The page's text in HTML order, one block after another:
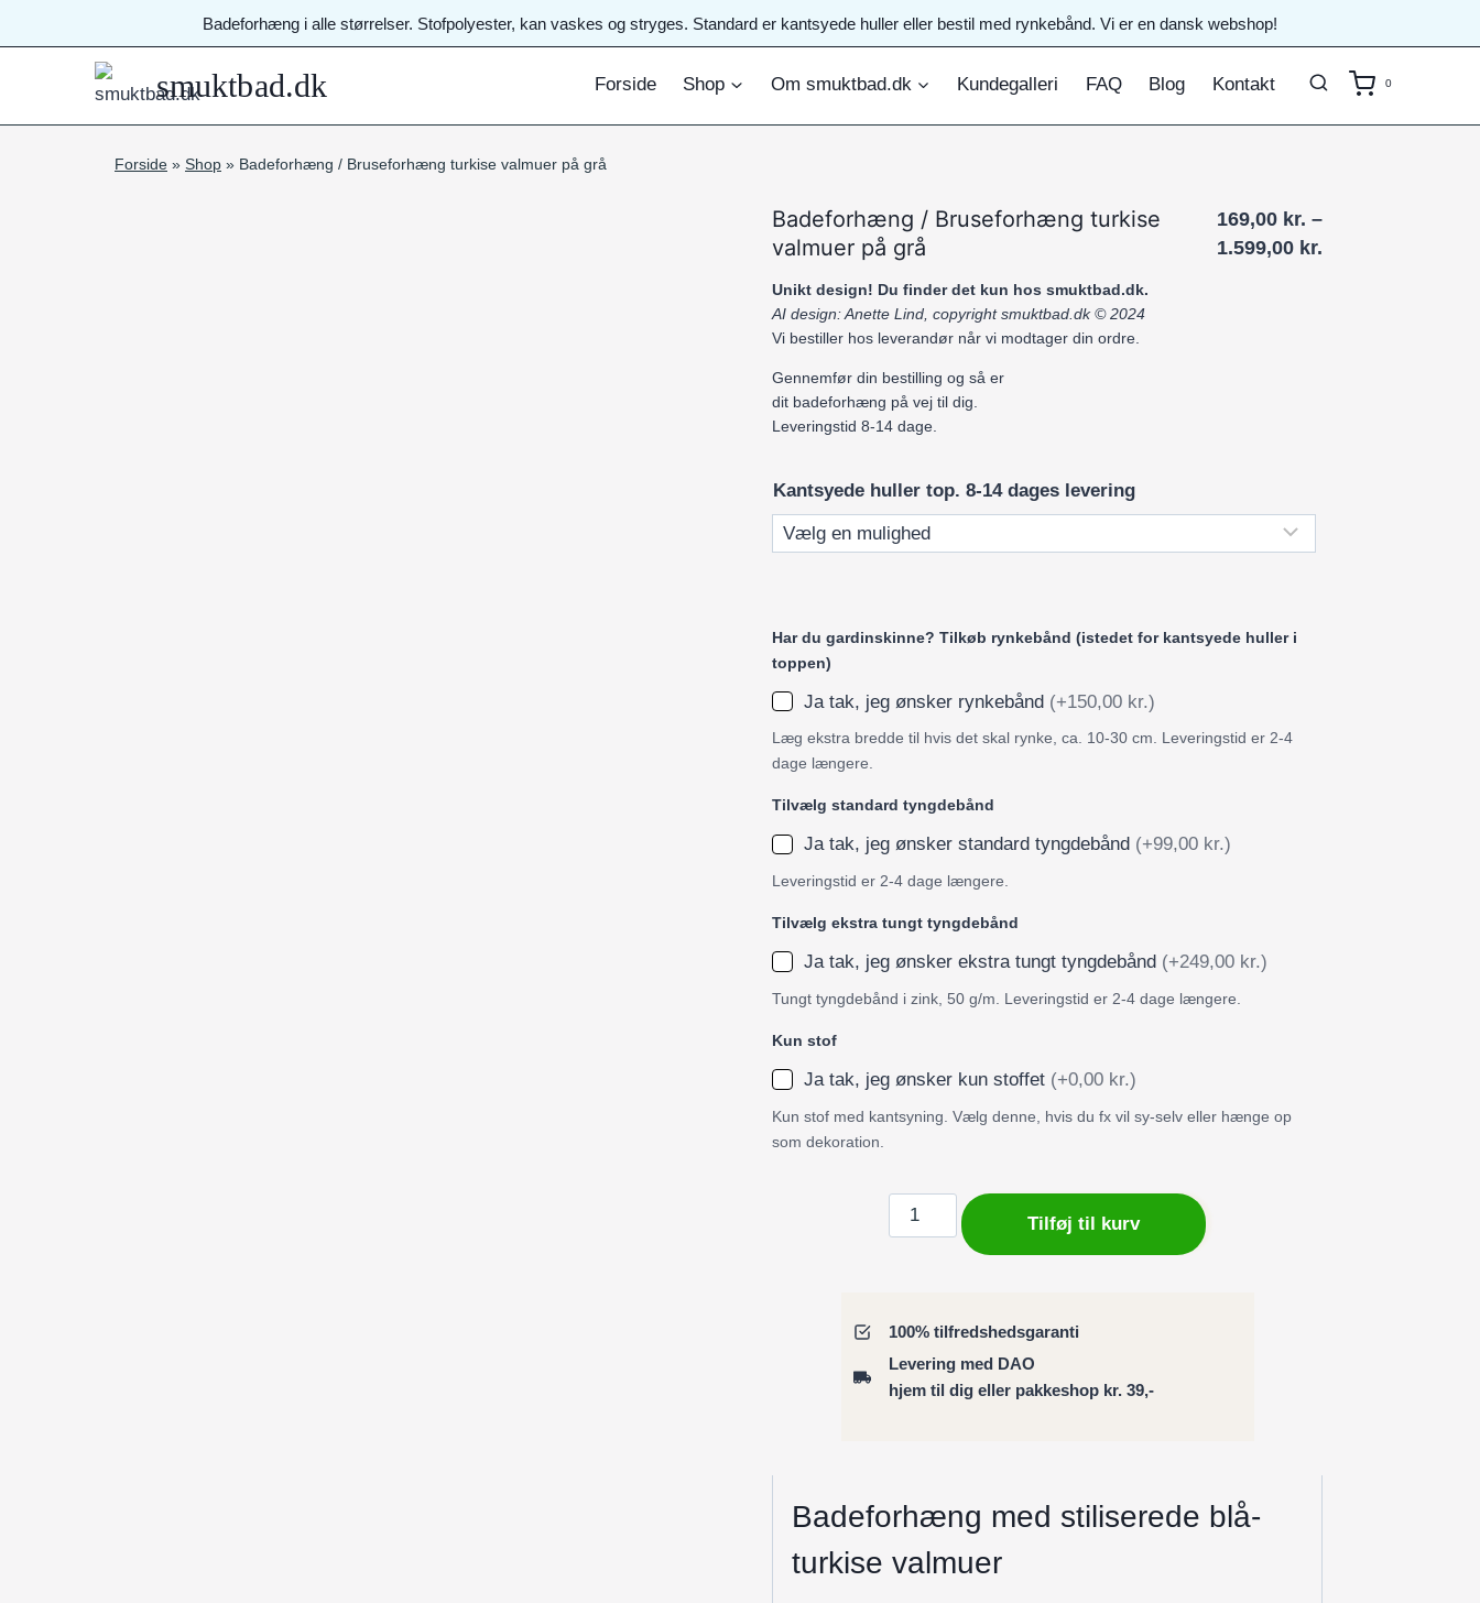
til
Badeforhæng i alle størrelser. Stofpolyester, kan vaskes og stryges. Standard er kantsyede huller eller bestil med rynkebånd. Vi er en dansk webshop!
smuktbad.dk Forside Shop Om smuktbad.dk Kundegalleri FAQ Blog Kontakt 0
Forside » Shop » Badeforhæng / Bruseforhæng turkise valmuer på grå
Badeforhæng / Bruseforhæng turkise
valmuer på grå
169,00 kr. –
1.599,00 kr.
Unikt design! Du finder det kun hos smuktbad.dk.
AI design: Anette Lind, copyright smuktbad.dk © 2024
Vi bestiller hos leverandør når vi modtager din ordre.
Gennemfør din bestilling og så er
dit badeforhæng på vej til dig.
Leveringstid 8-14 dage.
Kantsyede huller top. 8-14 dages levering
Har du gardinskinne? Tilkøb rynkebånd (istedet for kantsyede huller i
toppen)
Ja tak, jeg ønsker rynkebånd (+150,00 kr.)
Læg ekstra bredde til hvis det skal rynke, ca. 10-30 cm. Leveringstid er 2-4
dage længere.
Tilvælg standard tyngdebånd
Ja tak, jeg ønsker standard tyngdebånd (+99,00 kr.)
Leveringstid er 2-4 dage længere.
Tilvælg ekstra tungt tyngdebånd
Ja tak, jeg ønsker ekstra tungt tyngdebånd (+249,00 kr.)
Tungt tyngdebånd i zink, 50 g/m. Leveringstid er 2-4 dage længere.
Kun stof
Ja tak, jeg ønsker kun stoffet (+0,00 kr.)
Kun stof med kantsyning. Vælg denne, hvis du fx vil sy-selv eller hænge op
som dekoration.
Badeforhæng
/
valmuer
på
grå
Tilføj til kurv
100% tilfredshedsgaranti
Levering med DAO
hjem til dig eller pakkeshop kr. 39,-
Badeforhæng med stiliserede blå-
turkise valmuer